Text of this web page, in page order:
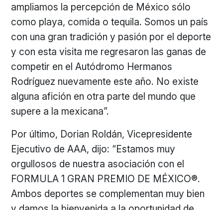
ampliamos la percepción de México sólo
como playa, comida o tequila. Somos un país
con una gran tradición y pasión por el deporte
y con esta visita me regresaron las ganas de
competir en el Autódromo Hermanos
Rodríguez nuevamente este año. No existe
alguna afición en otra parte del mundo que
supere a la mexicana”.
Por último, Dorian Roldán, Vicepresidente
Ejecutivo de AAA, dijo: “Estamos muy
orgullosos de nuestra asociación con el
FORMULA 1 GRAN PREMIO DE MÉXICO®.
Ambos deportes se complementan muy bien